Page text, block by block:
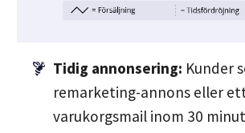
Tidig annonsering: Kunder
remarketing-annons eller
varukorgsmail inom 30